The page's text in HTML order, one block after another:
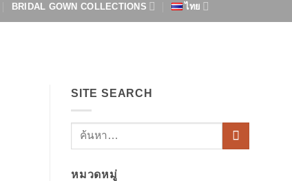
BRIDAL GOWN COLLECTIONS ไทย
SITE SEARCH
หมวดหมู่